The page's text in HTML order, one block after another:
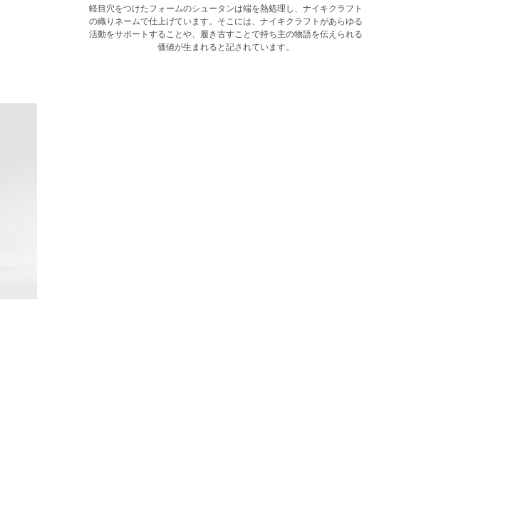
軽目穴をつけたフォームのシュータンは端を熱処理し、ナイキクラフト
の織りネームで仕上げています。そこには、ナイキクラフトがあらゆる
活動をサポートすることや、履き古すことで持ち主の物語を伝えられる
価値が生まれると記されています。